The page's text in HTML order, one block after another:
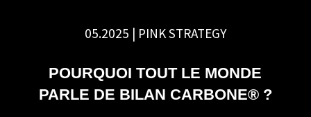
05.2025 | PINK STRATEGY
POURQUOI TOUT LE MONDE
PARLE DE BILAN CARBONE® ?